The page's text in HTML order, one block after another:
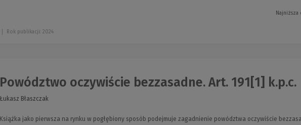
Rok publikacji: 2024
Powództwo oczywiście bezzasadne. Art. 191[1] k.p.c.
Łukasz Błaszczak
Książka jako pierwsza na rynku w pogłębiony sposób podejmuje zagadnienie powództwa oczywiście